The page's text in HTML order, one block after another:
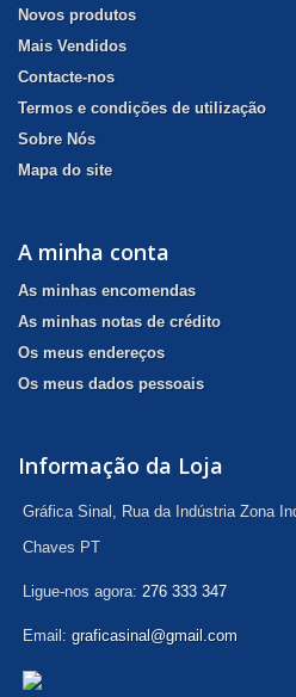
Novos produtos
Mais Vendidos
Contacte-nos
Termos e condições de utilização
Sobre Nós
Mapa do site
A minha conta
As minhas encomendas
As minhas notas de crédito
Os meus endereços
Os meus dados pessoais
Informação da Loja
Gráfica Sinal, Rua da Indústria Zona
Chaves PT
Ligue-nos agora: 276 333 347
Email: graficasinal@gmail.com